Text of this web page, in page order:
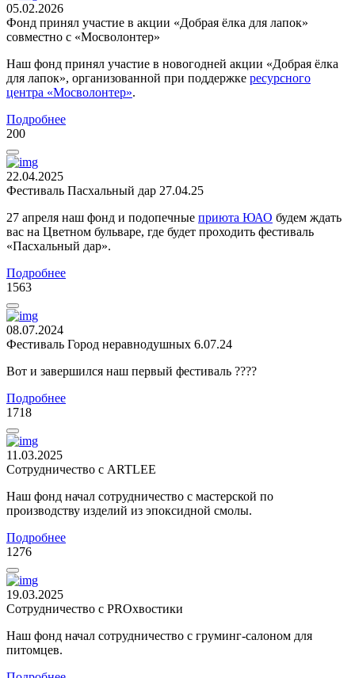
05.02.2026
Фонд принял участие в акции «Добрая ёлка для лапок»
совместно с «Мосволонтер»
Наш фонд принял участие в новогодней акции «Добрая ёлка
для лапок», организованной при поддержке ресурсного
центра «Мосволонтер».
Подробнее
200
22.04.2025
Фестиваль Пасхальный дар 27.04.25
27 апреля наш фонд и подопечные приюта ЮАО будем ждать
вас на Цветном бульваре, где будет проходить фестиваль
«Пасхальный дар».
Подробнее
1563
08.07.2024
Фестиваль Город неравнодушных 6.07.24
Вот и завершился наш первый фестиваль ????
Подробнее
1718
11.03.2025
Сотрудничество с ARTLEE
Наш фонд начал сотрудничество с мастерской по
производству изделий из эпоксидной смолы.
Подробнее
1276
19.03.2025
Сотрудничество с PROхвостики
Наш фонд начал сотрудничество с груминг-салоном для
питомцев.